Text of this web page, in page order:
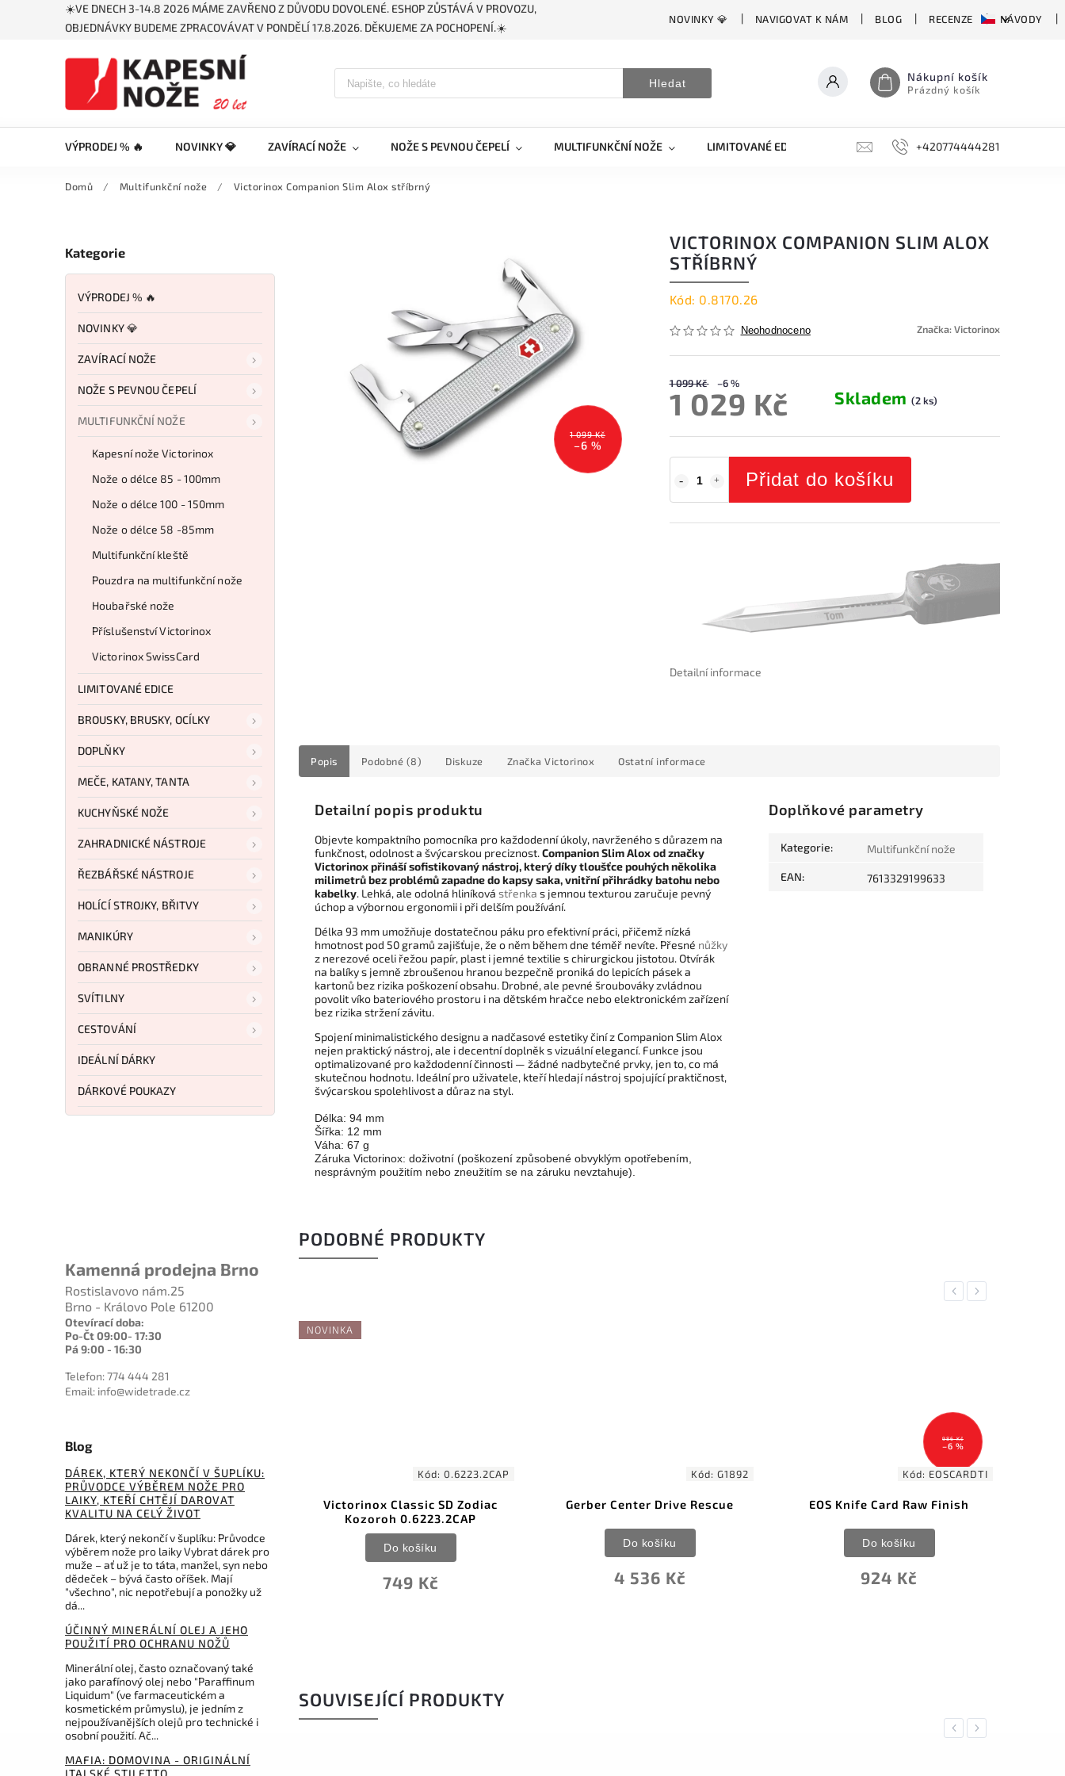
☀️VE DNECH 3-14.8 2026 MÁME ZAVŘENO Z DŮVODU DOVOLENÉ. ESHOP ZŮSTÁVÁ V PROVOZU,
OBJEDNÁVKY BUDEME ZPRACOVÁVAT V PONDĚLÍ 17.8.2026. DĚKUJEME ZA POCHOPENÍ.☀️
NOVINKY 💎 NAVIGOVAT K NÁM BLOG RECENZE NÁVODY
Hledat Nákupní košík
Prázdný košík
VÝPRODEJ % 🔥 NOVINKY 💎 ZAVÍRACÍ NOŽE NOŽE S PEVNOU ČEPELÍ MULTIFUNKČNÍ NOŽE LIMITOVANÉ EDICE BROUSKY, BRUSKY, OCÍLKY
+420774444281
Domů / Multifunkční nože / Victorinox Companion Slim Alox stříbrný
Kategorie
VÝPRODEJ % 🔥
NOVINKY 💎
ZAVÍRACÍ NOŽE
NOŽE S PEVNOU ČEPELÍ
MULTIFUNKČNÍ NOŽE
Kapesní nože Victorinox
Nože o délce 85 - 100mm
Nože o délce 100 - 150mm
Nože o délce 58 -85mm
Multifunkční kleště
Pouzdra na multifunkční nože
Houbařské nože
Příslušenství Victorinox
Victorinox SwissCard
LIMITOVANÉ EDICE
BROUSKY, BRUSKY, OCÍLKY
DOPLŇKY
MEČE, KATANY, TANTA
KUCHYŇSKÉ NOŽE
ZAHRADNICKÉ NÁSTROJE
ŘEZBÁŘSKÉ NÁSTROJE
HOLÍCÍ STROJKY, BŘITVY
MANIKÚRY
OBRANNÉ PROSTŘEDKY
SVÍTILNY
CESTOVÁNÍ
IDEÁLNÍ DÁRKY
DÁRKOVÉ POUKAZY
Kamenná prodejna Brno
Rostislavovo nám.25
Brno - Královo Pole 61200
Otevírací doba:
Po-Čt 09:00- 17:30
Pá 9:00 - 16:30
Telefon: 774 444 281
Email: info@widetrade.cz
Blog
DÁREK, KTERÝ NEKONČÍ V ŠUPLÍKU:
PRŮVODCE VÝBĚREM NOŽE PRO
LAIKY, KTEŘÍ CHTĚJÍ DAROVAT
KVALITU NA CELÝ ŽIVOT
Dárek, který nekončí v šuplíku: Průvodce
výběrem nože pro laiky Vybrat dárek pro
muže – ať už je to táta, manžel, syn nebo
dědeček – bývá často oříšek. Mají
"všechno", nic nepotřebují a ponožky už
dá...
ÚČINNÝ MINERÁLNÍ OLEJ A JEHO
POUŽITÍ PRO OCHRANU NOŽŮ
Minerální olej, často označovaný také
jako parafínový olej nebo "Paraffinum
Liquidum" (ve farmaceutickém a
kosmetickém průmyslu), je jedním z
nejpoužívanějších olejů pro technické i
osobní použití. Ač...
MAFIA: DOMOVINA - ORIGINÁLNÍ
ITALSKÉ STILETTO
1 099 Kč
–6 %
VICTORINOX COMPANION SLIM ALOX
STŘÍBRNÝ
Kód: 0.8170.26
Neohodnoceno Značka:Victorinox
1 099 Kč –6 %
1 029 Kč Skladem(2 ks)
Přidat do košíku
Detailní informace
Popis Podobné (8) Diskuze Značka Victorinox Ostatní informace
Detailní popis produktu
Objevte kompaktního pomocníka pro každodenní úkoly, navrženého s důrazem na
funkčnost, odolnost a švýcarskou preciznost.Companion Slim Alox od značky
Victorinox přináší sofistikovaný nástroj, který díky tloušťce pouhých několika
milimetrů bez problémů zapadne do kapsy saka, vnitřní přihrádky batohu nebo
kabelky. Lehká, ale odolná hliníková střenka s jemnou texturou zaručuje pevný
úchop a výbornou ergonomii i při delším používání.
Délka 93 mm umožňuje dostatečnou páku pro efektivní práci, přičemž nízká
hmotnost pod 50 gramů zajišťuje, že o něm během dne téměř nevíte. Přesné nůžky
z nerezové oceli řežou papír, plast i jemné textilie s chirurgickou jistotou. Otvírák
na balíky s jemně zbroušenou hranou bezpečně proniká do lepicích pásek a
kartonů bez rizika poškození obsahu. Drobné, ale pevné šroubováky zvládnou
povolit víko bateriového prostoru i na dětském hračce nebo elektronickém zařízení
bez rizika stržení závitu.
Spojení minimalistického designu a nadčasové estetiky činí z Companion Slim Alox
nejen praktický nástroj, ale i decentní doplněk s vizuální elegancí. Funkce jsou
optimalizované pro každodenní činnosti — žádné nadbytečné prvky, jen to, co má
skutečnou hodnotu. Ideální pro uživatele, kteří hledají nástroj spojující praktičnost,
švýcarskou spolehlivost a důraz na styl.
Délka: 94 mm
Šířka: 12 mm
Váha: 67 g
Záruka Victorinox: doživotní (poškození způsobené obvyklým opotřebením,
nesprávným použitím nebo zneužitím se na záruku nevztahuje).
Doplňkové parametry
Kategorie: Multifunkční nože
EAN: 7613329199633
PODOBNÉ PRODUKTY
Previous
NOVINKA
Kód:0.6223.2CAP
Victorinox Classic SD Zodiac
Kozoroh 0.6223.2CAP
749 Kč
Do košíku
Kód:G1892
Gerber Center Drive Rescue
4 536 Kč
Do košíku
EOSCARDTI
EOS Knife Card Raw Finish
924 Kč
Do košíku
490 Kč
–5 %
Kód:LTG931096
Leatherman Bit Kit #6 Mojito
465 Kč
Do košíku
Next
SOUVISEJÍCÍ PRODUKTY
Previous
Next